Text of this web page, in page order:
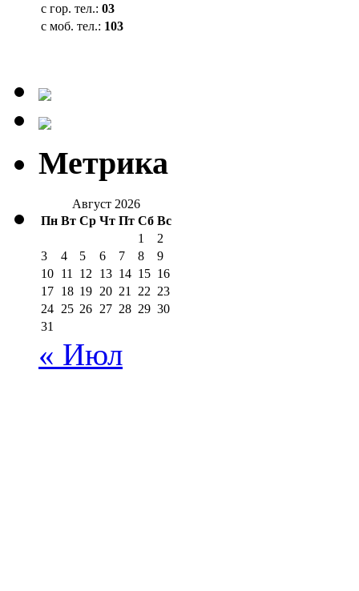
с гор. тел.: 03
с моб. тел.: 103
Метрика
Август 2026
Пн Вт Ср Чт Пт Сб Вс
1
2
3
4 5 6 7 8
9
10 11 12 13 14 15 16
17 18 19 20 21 22 23
24 25 26 27 28 29 30
31
« Июл